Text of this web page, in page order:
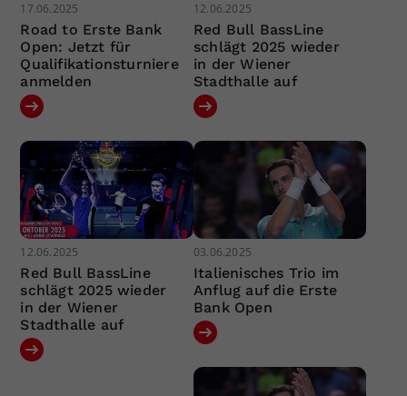
17.06.2025
Road to Erste Bank
Open: Jetzt für
Qualifikationsturniere
anmelden
12.06.2025
Red Bull BassLine
schlägt 2025 wieder
in der Wiener
Stadthalle auf
12.06.2025
Red Bull BassLine
schlägt 2025 wieder
in der Wiener
Stadthalle auf
03.06.2025
Italienisches Trio im
Anflug auf die Erste
Bank Open